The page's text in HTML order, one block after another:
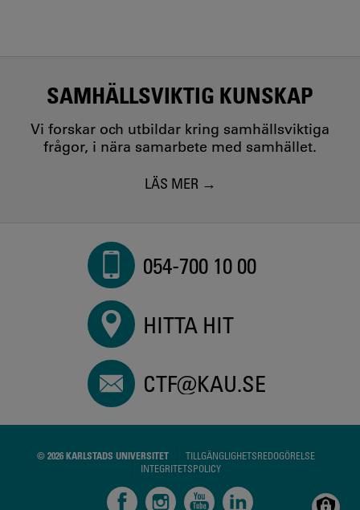
SAMHÄLLSVIKTIG KUNSKAP
Vi forskar och utbildar kring samhällsviktiga
frågor, i nära samarbete med samhället.
LÄS MER
054-700 10 00
HITTA HIT
CTF@KAU.SE
© 2026 KARLSTADS UNIVERSITET
TILLGÄNGLIGHETSREDOGÖRELSE
INTEGRITETSPOLICY